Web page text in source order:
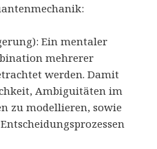
Ein mentaler
mehrerer
werden. Damit
Ambiguitäten im
zu modellieren, sowie